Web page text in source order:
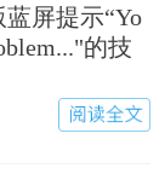
屏提示“Yo
的技